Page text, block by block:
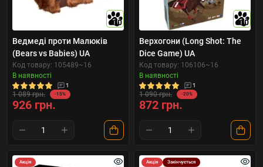
10
Ведмеді проти Малюків
(Bears vs Babies) UA
Код товару: 105489~16
В наявності
1
1 089 грн. -15%
926 грн.
10
Верхогони (Long Shot: The
Dice Game) UA
Код товару: 106106~16
В наявності
1
1 090 грн. -20%
872 грн.
Акція Акція Закінчується